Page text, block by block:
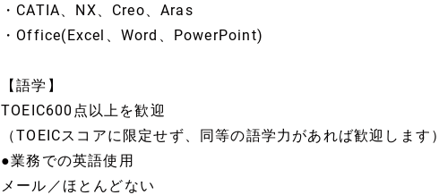
・CATIA、NX、Creo、Aras
・Office(Excel、Word、PowerPoint)
【語学】
TOEIC600点以上を歓迎
（TOEICスコアに限定せず、同等の語学力があれば歓迎します）
●業務での英語使用
メール／ほとんどない